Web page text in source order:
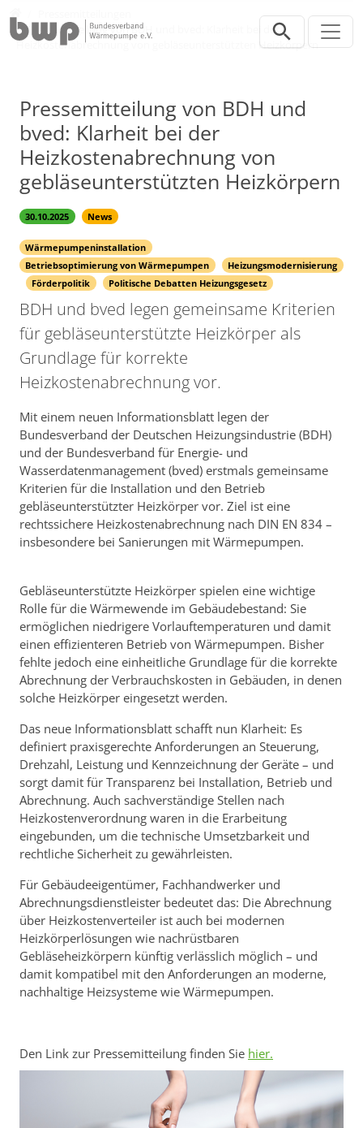
Pressemitteilung von BDH und bved: Klarheit bei der
Heizkostenabrechnung von gebläseunterstützten Heizkörpern
Pressemitteilung von BDH und
bved: Klarheit bei der
Heizkostenabrechnung von
gebläseunterstützten Heizkörpern
30.10.2025 News
Wärmepumpeninstallation
Betriebsoptimierung von Wärmepumpen
Heizungsmodernisierung
Förderpolitik
Politische Debatten Heizungsgesetz
BDH und bved legen gemeinsame Kriterien
für gebläseunterstützte Heizkörper als
Grundlage für korrekte
Heizkostenabrechnung vor.
Mit einem neuen Informationsblatt legen der
Bundesverband der Deutschen Heizungsindustrie (BDH)
und der Bundesverband für Energie- und
Wasserdatenmanagement (bved) erstmals gemeinsame
Kriterien für die Installation und den Betrieb
gebläseunterstützter Heizkörper vor. Ziel ist eine
rechtssichere Heizkostenabrechnung nach DIN EN 834 –
insbesondere bei Sanierungen mit Wärmepumpen.
Gebläseunterstützte Heizkörper spielen eine wichtige
Rolle für die Wärmewende im Gebäudebestand: Sie
ermöglichen niedrigere Vorlauftemperaturen und damit
einen effizienteren Betrieb von Wärmepumpen. Bisher
fehlte jedoch eine einheitliche Grundlage für die korrekte
Abrechnung der Verbrauchskosten in Gebäuden, in denen
solche Heizkörper eingesetzt werden.
Das neue Informationsblatt schafft nun Klarheit: Es
definiert praxisgerechte Anforderungen an Steuerung,
Drehzahl, Leistung und Kennzeichnung der Geräte – und
sorgt damit für Transparenz bei Installation, Betrieb und
Abrechnung. Auch sachverständige Stellen nach
Heizkostenverordnung waren in die Erarbeitung
eingebunden, um die technische Umsetzbarkeit und
rechtliche Sicherheit zu gewährleisten.
Für Gebäudeeigentümer, Fachhandwerker und
Abrechnungsdienstleister bedeutet das: Die Abrechnung
über Heizkostenverteiler ist auch bei modernen
Heizkörperlösungen wie nachrüstbaren
Gebläseheizkörpern künftig verlässlich möglich – und
damit kompatibel mit den Anforderungen an moderne,
nachhaltige Heizsysteme wie Wärmepumpen.
Den Link zur Pressemitteilung finden Sie hier.